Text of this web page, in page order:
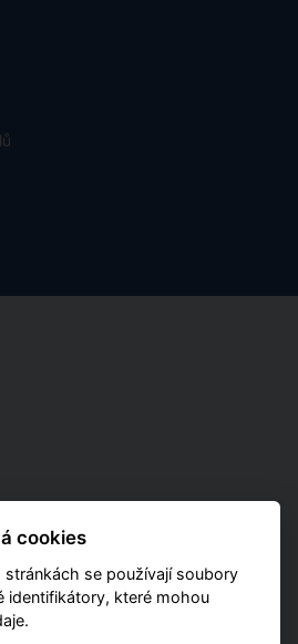
cookies
se používají soubory
identifikátory, které mohou